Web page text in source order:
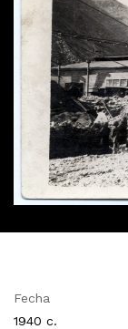
Fecha
1940 c.